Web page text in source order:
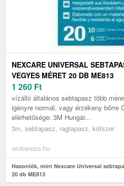
NEXCARE UNIVERSAL
VEGYES MÉRET 20 DB ME813
1 260 Ft
vízálló általános sebtapasz több
igényre normál, vagy érzékeny bőrre
elérhetősége: 3M Hungár...
3m, sebtapasz, ragtapasz, kötszer
arukereso.hu
Hasonlók, mint Nexcare Universal
20 db ME813